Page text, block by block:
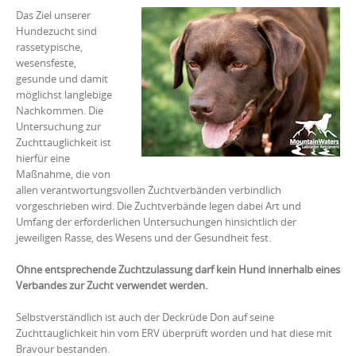
Das Ziel unserer
Hundezucht sind
rassetypische,
wesensfeste,
gesunde und damit
möglichst langlebige
Nachkommen. Die
Untersuchung zur
Zuchttauglichkeit ist
hierfür eine
Maßnahme, die von
allen verantwortungsvollen Zuchtverbänden verbindlich
vorgeschrieben wird. Die Zuchtverbände legen dabei Art und
Umfang der erforderlichen Untersuchungen hinsichtlich der
jeweiligen Rasse, des Wesens und der Gesundheit fest.
Ohne entsprechende Zuchtzulassung darf kein Hund innerhalb eines
Verbandes zur Zucht verwendet werden.
Selbstverständlich ist auch der Deckrüde Don auf seine
Zuchttauglichkeit hin vom ERV überprüft worden und hat diese mit
Bravour bestanden.